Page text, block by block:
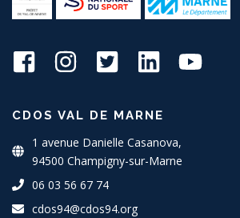
CDOS VAL DE MARNE
1 avenue Danielle Casanova,
94500 Champigny-sur-Marne
06 03 56 67 74
cdos94@cdos94.org